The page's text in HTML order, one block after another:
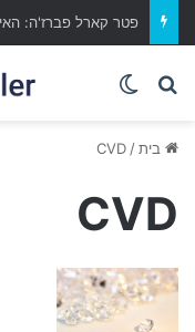
מה ברצונך לחפש?
Switch skin
בית/
CVD
CVD